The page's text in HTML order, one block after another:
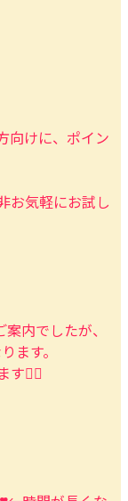
向けに、ポイン
お気軽にお試し
内でしたが、
ます。
す🙇‍♀️